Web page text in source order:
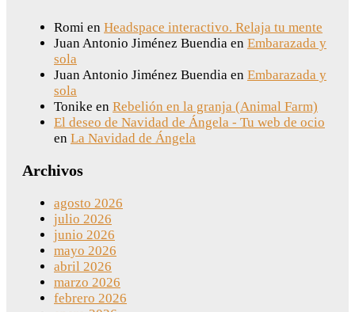
Romi en Headspace interactivo. Relaja tu mente
Juan Antonio Jiménez Buendia en Embarazada y
sola
Juan Antonio Jiménez Buendia en Embarazada y
sola
Tonike en Rebelión en la granja (Animal Farm)
El deseo de Navidad de Ángela - Tu web de ocio
en La Navidad de Ángela
Archivos
agosto 2026
julio 2026
junio 2026
mayo 2026
abril 2026
marzo 2026
febrero 2026